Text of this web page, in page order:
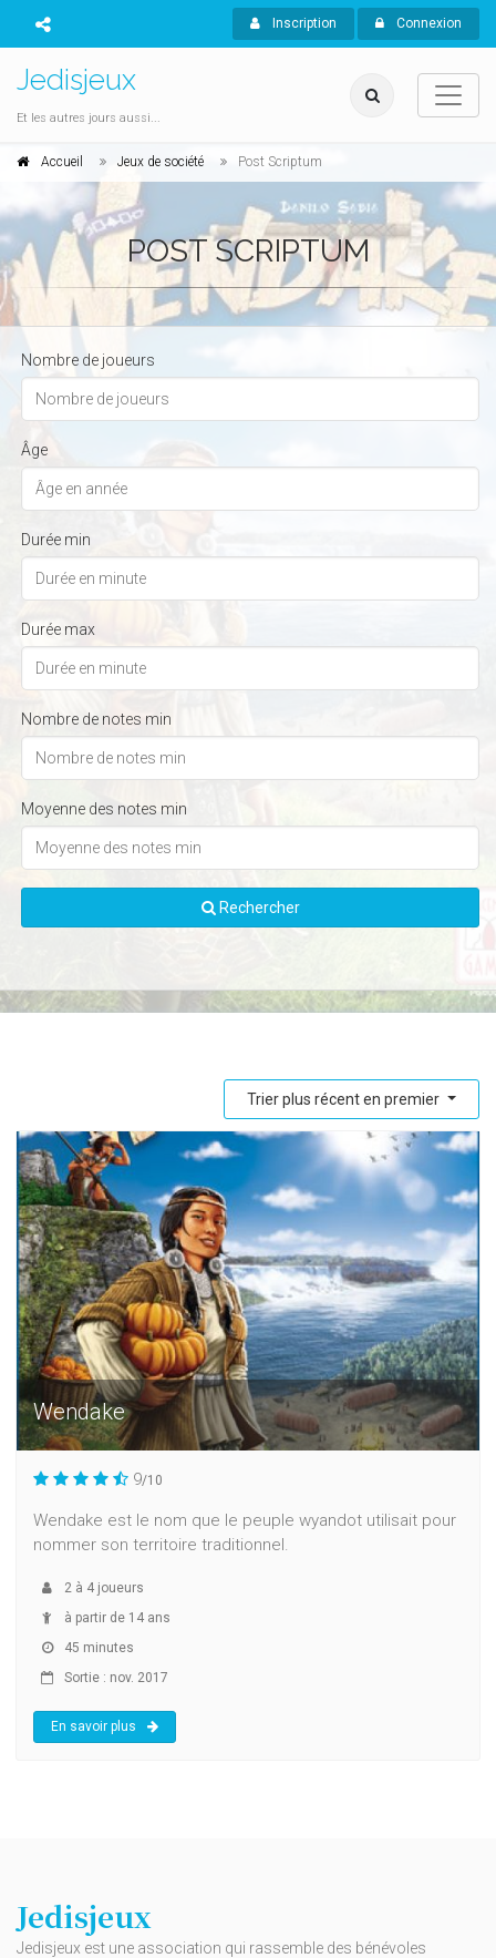
Inscription Connexion
Jedisjeux
Et les autres jours aussi...
Accueil Jeux de société Post Scriptum
POST SCRIPTUM
Nombre de joueurs
Âge
Durée min
Durée max
Nombre de notes min
Moyenne des notes min
Rechercher
Trier plus récent en premier
Wendake
9/10
Wendake est le nom que le peuple wyandot utilisait pour
nommer son territoire traditionnel.
2 à 4 joueurs
à partir de 14 ans
45 minutes
Sortie : nov. 2017
En savoir plus
Jedisjeux
Jedisjeux est une association qui rassemble des bénévoles